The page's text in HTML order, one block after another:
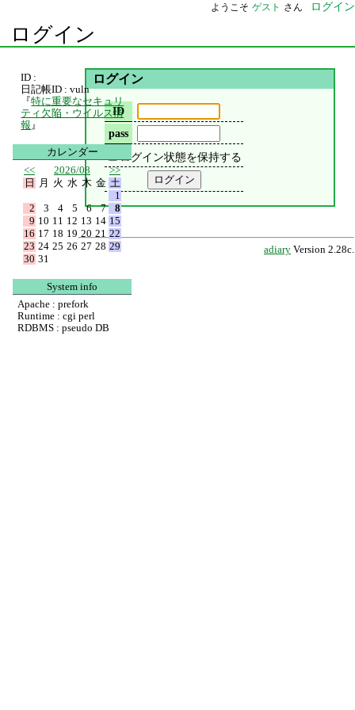
ようこそ ゲスト さん ログイン
ログイン
ログイン
ID
pass
ログイン状態を保持する
adiary Version 2.28c.
ID :
日記帳ID : vuln
『特に重要なセキュリ
ティ欠陥・ウイルス情
報 』
カレンダー
<<
2026/08
>>
日
月 火 水 木 金 土
1
2
3 4 5 6 7
8
9 10 11 12 13 14 15
16 17 18 19 20 21 22
23 24 25 26 27 28 29
30 31
System info
Apache : prefork
Runtime : cgi perl
RDBMS : pseudo DB